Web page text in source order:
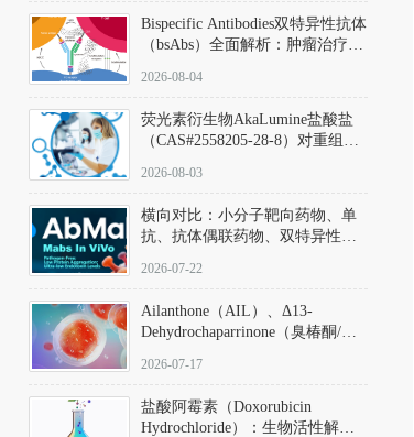
体介导的神经元凋亡。其经典应
用即为选择性损毁中脑黑质致密
部多巴胺能神经元，从而可靠模
拟帕金森病的核心病理与行为表
Bispecific Antibodies双特异性抗体
（bsAbs）全面解析：肿瘤治疗的
2026-08-04
荧光素衍生物AkaLumine盐酸盐
（CAS#2558205-28-8）对重组萤
数（Km）为2.06 μM；其近红外
发光特性赋予优异的组织穿透能
力，大幅增强成像信噪比，从而
实现活体动物模型中极低给药剂
量下的高灵敏度、非侵入式生物
2026-08-03
横向对比：小分子靶向药物、单
抗、抗体偶联药物、双特异性抗
及应用瓶颈
2026-07-22
Ailanthone（AIL）、Δ13-
Dehydrochaparrinone（臭椿酮/臭
DKM货号 D806885
2026-07-17
盐酸阿霉素（Doxorubicin
Hydrochloride）：生物活性解